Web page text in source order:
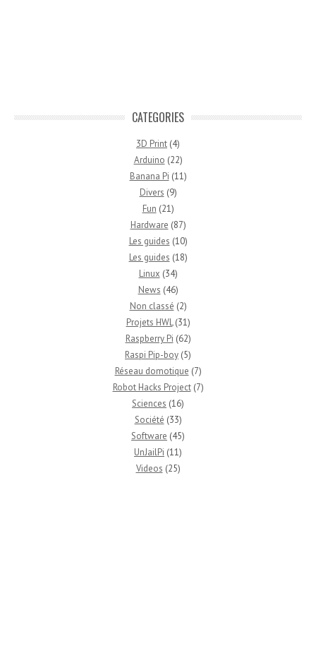
CATEGORIES
3D Print (4)
Arduino (22)
Banana Pi (11)
Divers (9)
Fun (21)
Hardware (87)
Les guides (10)
Les guides (18)
Linux (34)
News (46)
Non classé (2)
Projets HWL(31)
Raspberry Pi (62)
Raspi Pip-boy (5)
Réseau domotique (7)
Robot Hacks Project(7)
Sciences (16)
Société (33)
Software (45)
UnJailPi (11)
Videos (25)